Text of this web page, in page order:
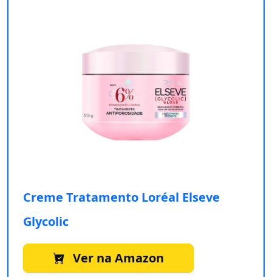
Creme Tratamento Loréal Elseve
Glycolic
Ver na Amazon